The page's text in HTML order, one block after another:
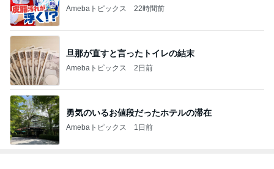
Amebaトピックス 22時間前
旦那が直すと言ったトイレの結末
Amebaトピックス 2日前
勇気のいるお値段だったホテルの滞在
Amebaトピックス 1日前